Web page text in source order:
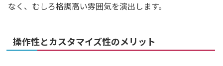
なく、むしろ格調高い雰囲気を演出します。
操作性とカスタマイズ性のメリット